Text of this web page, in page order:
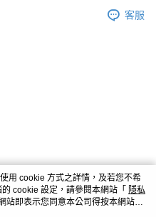
客服
用 cookie 方式之詳情，及若您不希
cookie 設定，請參閱本網站「 隱私
站即表示您同意本公司得按本網站使